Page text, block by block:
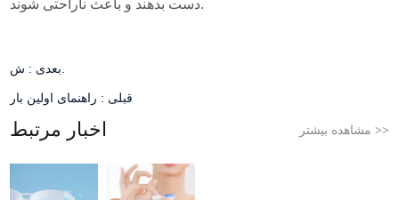
دست بدهند و باعث ناراحتی شوند.
بعدی :
قبلی : راهنمای اولین بار
اخبار مرتبط >>